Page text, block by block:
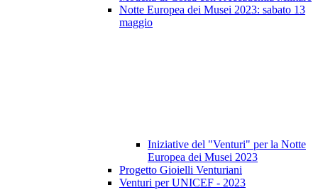
Notte Europea dei Musei 2023: sabato 13
maggio
Iniziative del "Venturi" per la Notte
Europea dei Musei 2023
Progetto Gioielli Venturiani
Venturi per UNICEF - 2023